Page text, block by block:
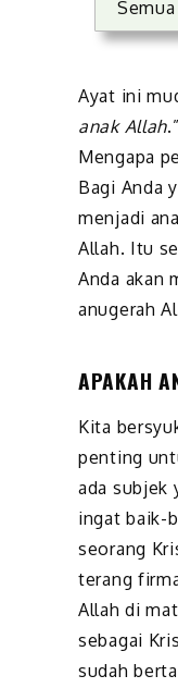
Ayat ini
anak Allah
Mengapa
Bagi Anda
menjadi
Allah. Itu
Anda akan
anugerah
APAKAH
Kita
penting
ada subjek
ingat baik-
seorang
terang
Allah di
sebagai
sudah